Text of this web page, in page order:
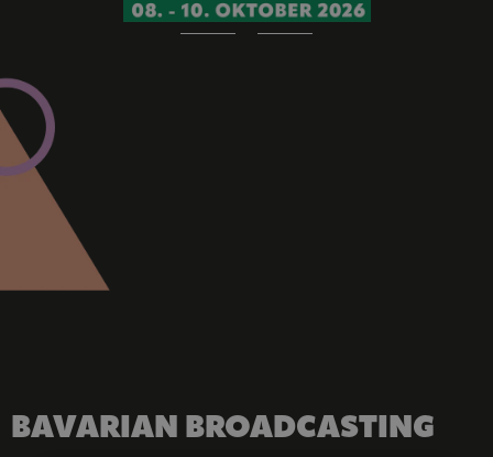
BAVARIAN BROADCASTING